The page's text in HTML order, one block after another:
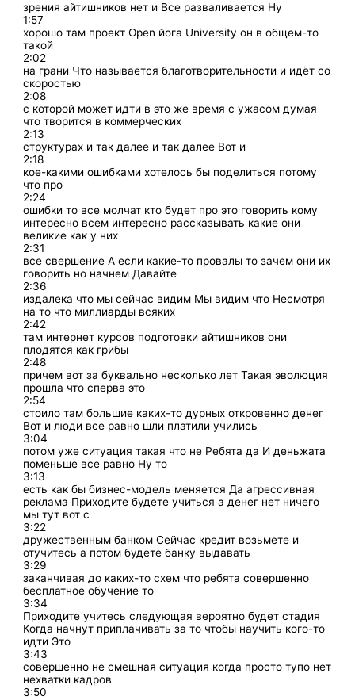
зрения айтишников нет и Все разваливается Ну
1:57
хорошо там проект Open йога University он в общем-то
такой
2:02
на грани Что называется благотворительности и идёт со
скоростью
2:08
с которой может идти в это же время с ужасом думая
что творится в коммерческих
2:13
структурах и так далее и так далее Вот и
2:18
кое-какими ошибками хотелось бы поделиться потому
что про
2:24
ошибки то все молчат кто будет про это говорить кому
интересно всем интересно рассказывать какие они
великие как у них
2:31
все свершение А если какие-то провалы то зачем они их
говорить но начнем Давайте
2:36
издалека что мы сейчас видим Мы видим что Несмотря
на то что миллиарды всяких
2:42
там интернет курсов подготовки айтишников они
плодятся как грибы
2:48
причем вот за буквально несколько лет Такая эволюция
прошла что сперва это
2:54
стоило там большие каких-то дурных откровенно денег
Вот и люди все равно шли платили учились
3:04
потом уже ситуация такая что не Ребята да И деньжата
поменьше все равно Ну то
3:13
есть как бы бизнес-модель меняется Да агрессивная
реклама Приходите будете учиться а денег нет ничего
мы тут вот с
3:22
дружественным банком Сейчас кредит возьмете и
отучитесь а потом будете банку выдавать
3:29
заканчивая до каких-то схем что ребята совершенно
бесплатное обучение то
3:34
Приходите учитесь следующая вероятно будет стадия
Когда начнут приплачивать за то чтобы научить кого-то
идти Это
3:43
совершенно не смешная ситуация когда просто тупо нет
нехватки кадров
3:50